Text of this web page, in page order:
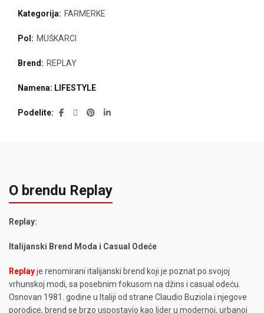
Kategorija: FARMERKE
Pol: MUŠKARCI
Brend: REPLAY
Namena: LIFESTYLE
Podelite
O brendu Replay
Replay:
Italijanski Brend Moda i Casual Odeće
Replayje renomirani italijanski brend koji je poznat po svojoj
vrhunskoj modi, sa posebnim fokusom na džins i casual odeću.
Osnovan 1981. godine u Italiji od strane Claudio Buziola i njegove
porodice, brend se brzo uspostavio kao lider u modernoj, urbanoj